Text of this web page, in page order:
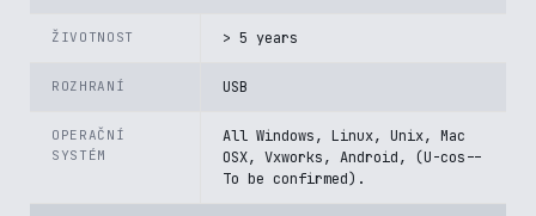
ŽIVOTNOST > 5 years
ROZHRANÍ USB
OPERAČNÍ
SYSTÉM
All Windows, Linux, Unix, Mac
OSX, Vxworks, Android, (U-cos--
To be confirmed).